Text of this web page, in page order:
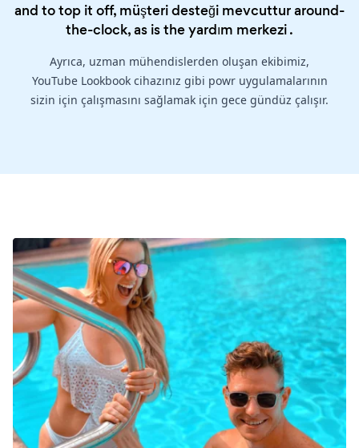
and to top it off, müşteri desteği mevcuttur around-
the-clock, as is theyardım merkezi.
Ayrıca, uzman mühendislerden oluşan ekibimiz,
YouTube Lookbook cihazınız gibi powr uygulamalarının
sizin için çalışmasını sağlamak için gece gündüz çalışır.